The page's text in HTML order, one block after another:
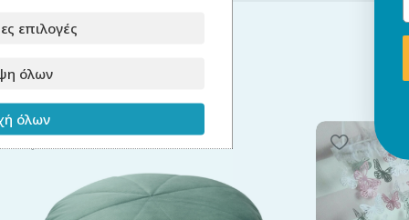
Σχετικά Προϊόντα
επιλογές
όλων
όλων